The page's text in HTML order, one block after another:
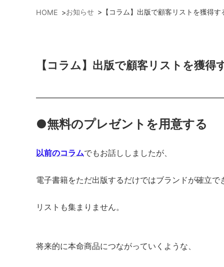
HOME >お知らせ > 【コラム】出版で顧客リストを獲得す
【コラム】出版で顧客リストを獲得
●無料のプレゼントを用意する
以前のコラムでもお話ししましたが、
電子書籍をただ出版するだけではブランドが確立で
リストも集まりません。
将来的に本命商品につながっていくような、